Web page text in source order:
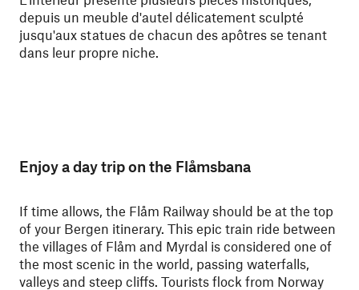
depuis un meuble d'autel délicatement sculpté
jusqu'aux statues de chacun des apôtres se tenant
dans leur propre niche.
Enjoy a day trip on the Flåmsbana
If time allows, the Flåm Railway should be at the top
of your Bergen itinerary. This epic train ride between
the villages of Flåm and Myrdal is considered one of
the most scenic in the world, passing waterfalls,
valleys and steep cliffs. Tourists flock from Norway